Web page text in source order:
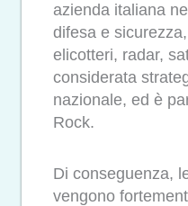
azienda italiana
difesa e
elicotteri, radar,
considerata
nazionale, ed è
Rock.
Di conseguenza,
vengono